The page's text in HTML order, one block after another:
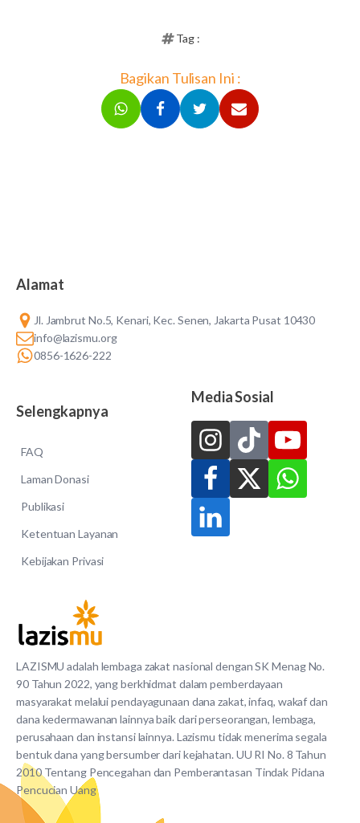
Tag :
Bagikan Tulisan Ini :
LAZISMU adalah lembaga zakat nasional dengan SK Menag No.
90 Tahun 2022, yang berkhidmat dalam pemberdayaan
masyarakat melalui pendayagunaan dana zakat, infaq, wakaf dan
dana kedermawanan lainnya baik dari perseorangan, lembaga,
perusahaan dan instansi lainnya. Lazismu tidak menerima segala
bentuk dana yang bersumber dari kejahatan. UU RI No. 8 Tahun
2010 Tentang Pencegahan dan Pemberantasan Tindak Pidana
Pencucian Uang
Alamat
Jl. Jambrut No.5, Kenari, Kec. Senen, Jakarta Pusat 10430
info@lazismu.org
0856-1626-222
Selengkapnya
FAQ
Laman Donasi
Publikasi
Ketentuan Layanan
Kebijakan Privasi
Media Sosial